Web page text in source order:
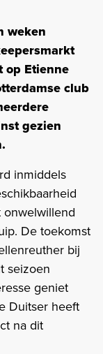
weken
op Etienne
club
gezien
inmiddels
onwelwillend
De toekomst
bij
seizoen
geniet
Duitser heeft
na dit